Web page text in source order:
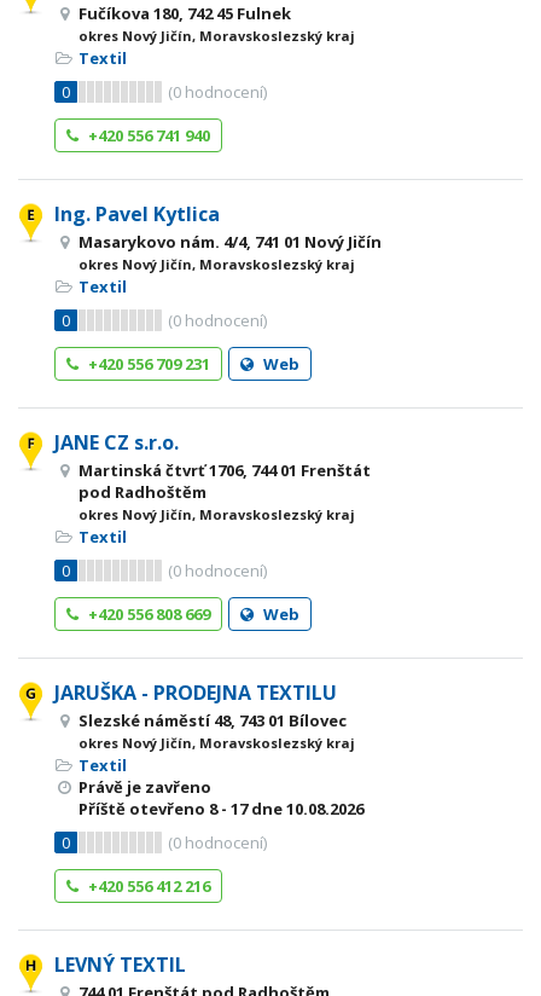
Fučíkova 180, 742 45 Fulnek
okres Nový Jičín, Moravskoslezský kraj
Textil
0
(0 hodnocení)
+420 556 741 940
Ing. Pavel Kytlica
Masarykovo nám. 4/4, 741 01 Nový Jičín
okres Nový Jičín, Moravskoslezský kraj
Textil
0
(0 hodnocení)
+420 556 709 231
Web
JANE CZ s.r.o.
Martinská čtvrť 1706, 744 01 Frenštát
pod Radhoštěm
okres Nový Jičín, Moravskoslezský kraj
Textil
0
(0 hodnocení)
+420 556 808 669
Web
JARUŠKA - PRODEJNA TEXTILU
Slezské náměstí 48, 743 01 Bílovec
okres Nový Jičín, Moravskoslezský kraj
Textil
Právě je zavřeno
Příště otevřeno 8 - 17dne 10.08.2026
0
(0 hodnocení)
+420 556 412 216
LEVNÝ TEXTIL